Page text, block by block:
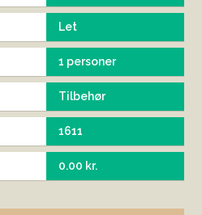
Let
1 personer
Tilbehør
1611
0.00 kr.